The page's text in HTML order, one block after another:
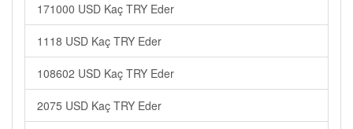
171000 USD Kaç TRY Eder
1118 USD Kaç TRY Eder
108602 USD Kaç TRY Eder
2075 USD Kaç TRY Eder